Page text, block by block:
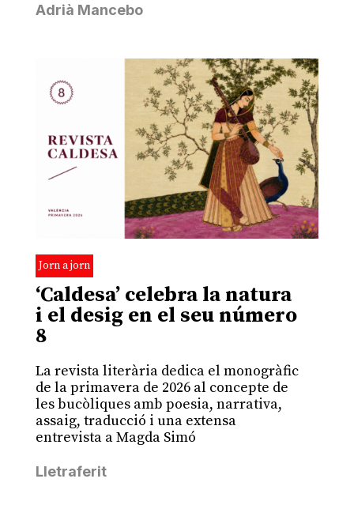
Adrià Mancebo
Jorn a jorn
‘Caldesa’ celebra la natura
i el desig en el seu número
8
La revista literària dedica el monogràfic
de la primavera de 2026 al concepte de
les bucòliques amb poesia, narrativa,
assaig, traducció i una extensa
entrevista a Magda Simó
Lletraferit